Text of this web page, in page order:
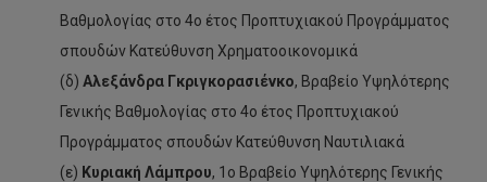
Βαθμολογίας στο 4ο έτος Προπτυχιακού Προγράμματος
σπουδών Κατεύθυνση Χρηματοοικονομικά
(δ) Αλεξάνδρα Γκριγκορασιένκο, Βραβείο Υψηλότερης
Γενικής Βαθμολογίας στο 4ο έτος Προπτυχιακού
Προγράμματος σπουδών Κατεύθυνση Ναυτιλιακά
(ε) Κυριακή Λάμπρου, 1ο Βραβείο Υψηλότερης Γενικής